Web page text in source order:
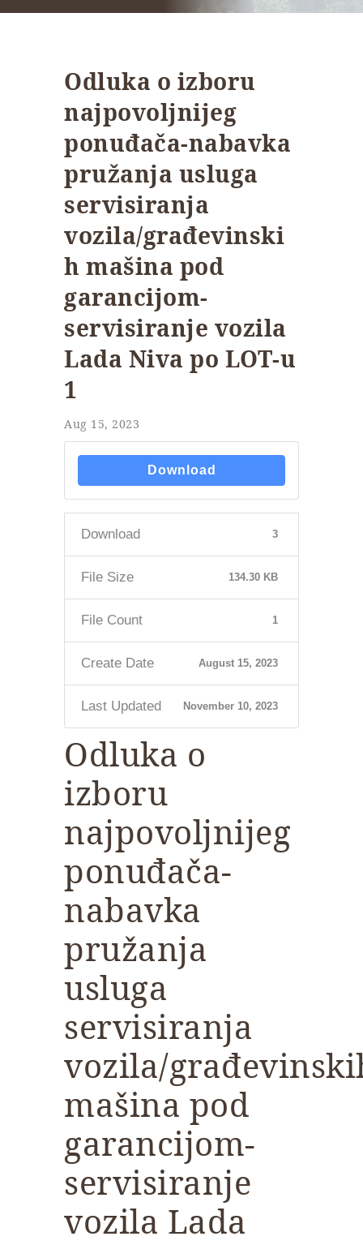
Odluka o izboru
najpovoljnijeg
ponuđača-nabavka
pružanja usluga
servisiranja
vozila/građevinski
h mašina pod
garancijom-
servisiranje vozila
Lada Niva po LOT-u
1
Aug 15, 2023
Download
Download 3
File Size 134.30 KB
File Count 1
Create Date August 15, 2023
Last Updated November 10, 2023
Odluka o
izboru
najpovoljnijeg
ponuđača-
nabavka
pružanja
usluga
servisiranja
vozila/
mašina pod
garancijom-
servisiranje
vozila Lada